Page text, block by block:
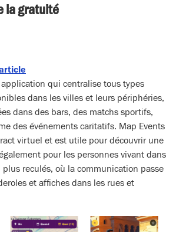
la gratuité
qui centralise tous types
dans les villes et leurs périphéries,
dans des bars, des matchs sportifs,
des événements caritatifs. Map Events
virtuel et est utile pour découvrir une
pour les personnes vivant dans
reculés, où la communication passe
et affiches dans les rues et